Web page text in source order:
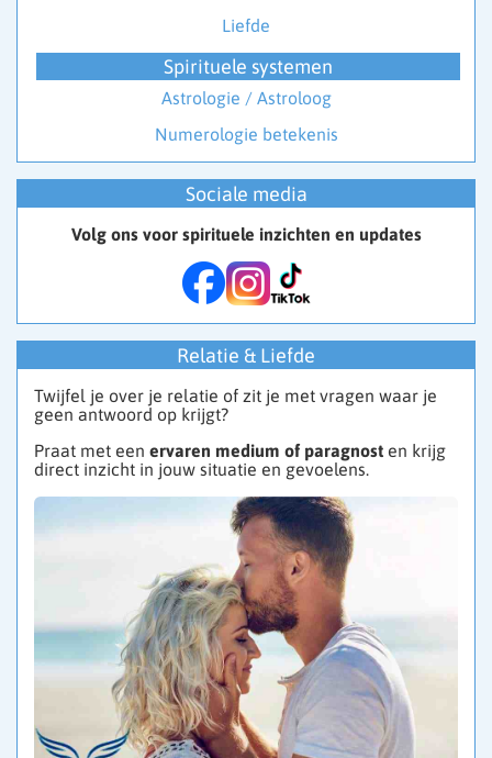
Liefde
Spirituele systemen
Astrologie / Astroloog
Numerologie betekenis
Sociale media
Volg ons voor spirituele inzichten en updates
Relatie & Liefde
Twijfel je over je relatie of zit je met vragen waar je
geen antwoord op krijgt?
Praat met een ervaren medium of paragnost en krijg
direct inzicht in jouw situatie en gevoelens.